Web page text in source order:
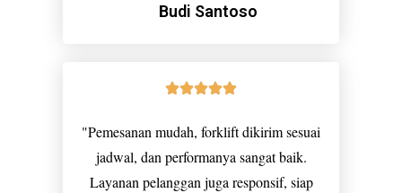
Budi Santoso
"Pemesanan mudah, forklift dikirim sesuai
jadwal, dan performanya sangat baik.
Layanan pelanggan juga responsif, siap